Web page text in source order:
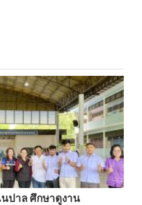
นปาล ศึกษาดูงาน